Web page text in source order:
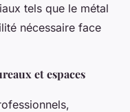
tels que le métal
nécessaire face
et espaces